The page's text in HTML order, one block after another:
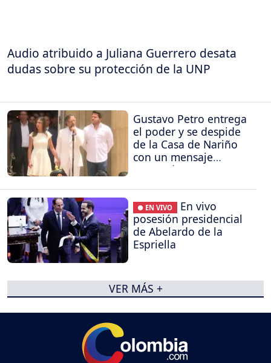
Audio atribuido a Juliana Guerrero desata
dudas sobre su protección de la UNP
Gustavo Petro entrega
el poder y se despide
de la Casa de Nariño
con un mensaje
contundente
● EN VIVO
En vivo
posesión presidencial
de Abelardo de la
Espriella
VER MÁS +